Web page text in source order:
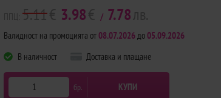
5.11 3.98 / 7.78
Валидност на промоцията от08.07.2026до05.09.2026
В наличност
Доставка и плащане
бр. КУПИ